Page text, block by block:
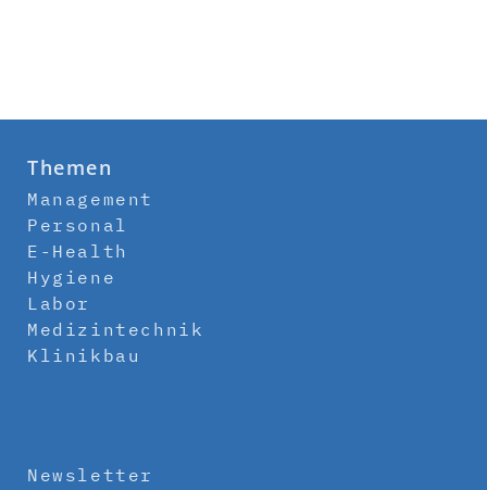
Themen
Management
Personal
E-Health
Hygiene
Labor
Medizintechnik
Klinikbau
Newsletter